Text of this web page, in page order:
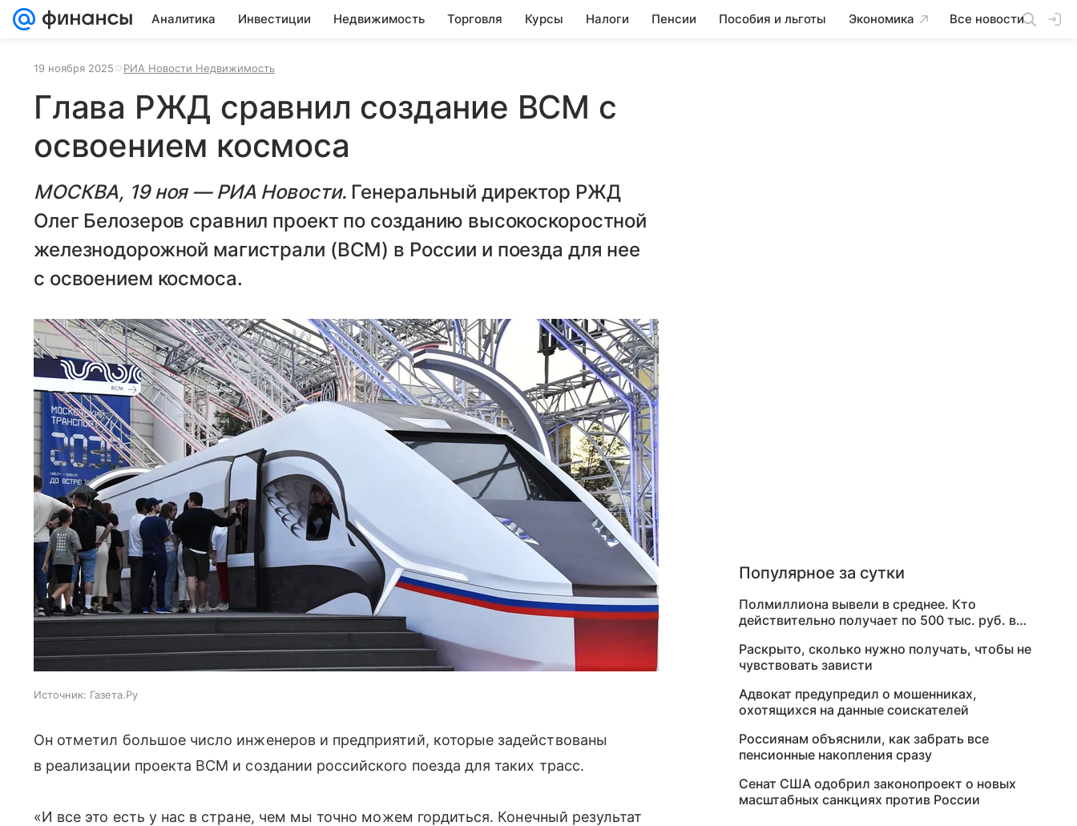
Аналитика Инвестиции Недвижимость Торговля Курсы Налоги Пенсии Пособия и льготы Экономика Все новости
19 ноября 2025 РИА Новости Недвижимость
Глава РЖД сравнил создание ВСМ с
освоением космоса
МОСКВА, 19 ноя — РИА Новости. Генеральный директор РЖД
Олег Белозеров сравнил проект по созданию высокоскоростной
железнодорожной магистрали (ВСМ) в России и поезда для нее
с освоением космоса.
Источник: Газета.Ру
Он отметил большое число инженеров и предприятий, которые задействованы
в реализации проекта ВСМ и создании российского поезда для таких трасс.
«И все это есть у нас в стране, чем мы точно можем гордиться. Конечный результат
Популярное за сутки
Полмиллиона вывели в среднее. Кто
действительно получает по 500 тыс. руб. в
Раскрыто, сколько нужно получать, чтобы не
чувствовать зависти
Адвокат предупредил о мошенниках,
охотящихся на данные соискателей
Россиянам объяснили, как забрать все
пенсионные накопления сразу
Сенат США одобрил законопроект о новых
масштабных санкциях против России